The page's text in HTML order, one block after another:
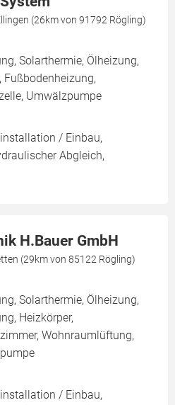
(26km von 91792 Rögling)
Solarthermie, Ölheizung,
Fußbodenheizung,
Umwälzpumpe
/ Einbau,
Abgleich,
H.Bauer GmbH
(29km von 85122 Rögling)
Solarthermie, Ölheizung,
Heizkörper,
Wohnraumlüftung,
/ Einbau,